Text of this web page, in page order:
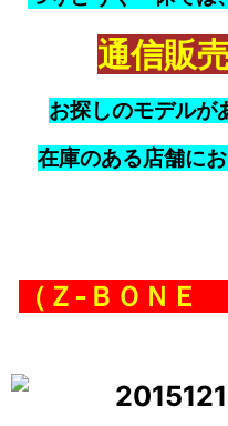
通信販
お探しのモデルが
在庫のある店舗に
（Ｚ‐ＢＯＮＥ